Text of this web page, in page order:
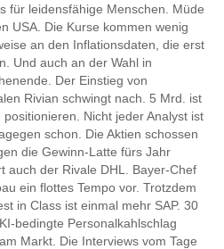
für leidensfähige Menschen. Müde
USA. Die Kurse kommen wenig
an den Inflationsdaten, die erst
Und auch an der Wahl in
Der Einstieg von
Rivian schwingt nach. 5 Mrd. ist
Nicht jeder Analyst ist
schon. Die Aktien schossen
die Gewinn-Latte fürs Jahr
auch der Rivale DHL. Bayer-Chef
ein flottes Tempo vor. Trotzdem
in Class ist einmal mehr SAP. 30
bedingte Personalkahlschlag
Markt. Die Interviews vom Tage